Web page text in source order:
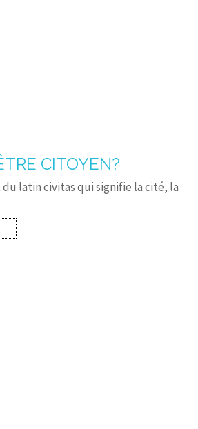
CITOYEN?
latin civitas qui signifie la cité, la